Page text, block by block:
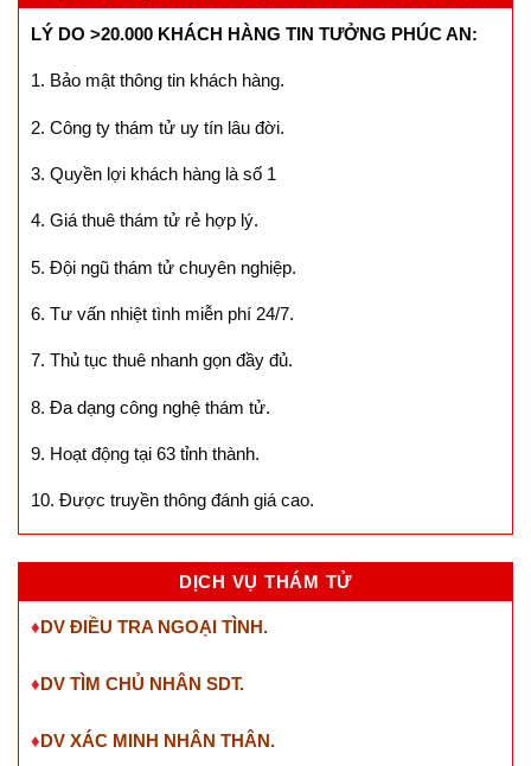
LÝ DO >20.000 KHÁCH HÀNG TIN TƯỞNG PHÚC AN:
1. Bảo mật thông tin khách hàng.
2. Công ty thám tử uy tín lâu đời.
3. Quyền lợi khách hàng là số 1
4. Giá thuê thám tử rẻ hợp lý.
5. Đội ngũ thám tử chuyên nghiệp.
6. Tư vấn nhiệt tình miễn phí 24/7.
7. Thủ tục thuê nhanh gọn đầy đủ.
8. Đa dạng công nghệ thám tử.
9. Hoạt động tại 63 tỉnh thành.
10. Được truyền thông đánh giá cao.
DỊCH VỤ THÁM TỬ
♦DV ĐIỀU TRA NGOẠI TÌNH.
♦DV TÌM CHỦ NHÂN SDT.
♦DV XÁC MINH NHÂN THÂN.